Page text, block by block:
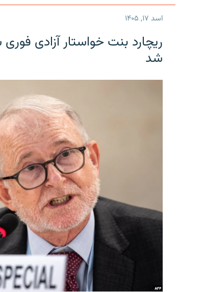
اسد ۱۷, ۱۴۰۵
ریچارد بنت خواستار آزادی
شد